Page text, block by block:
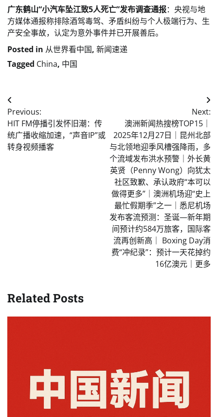
广东鹤山“小汽车坠江致5人死亡”发布调查通报：央视与地
方媒体通报称排除酒驾毒驾、矛盾纠纷与个人极端行为、生
产安全事故，认定为意外事件并已开展善后。
Posted in 从世界看中国, 新闻速递
Tagged China, 中国
Post
navigation
Previous:
HIT FM停播引发怀旧潮：传
统广播收缩加速，“声音IP”或
转身视频播客
Next:
澳洲新闻热搜榜TOP15｜
2025年12月27日｜昆州北部
与北领地迎季风槽强降雨，多
个流域发布洪水预警｜外长黄
英贤（Penny Wong）向犹太
社区致歉、承认政府“本可以
做得更多”｜澳洲机场迎“史上
最忙假期季”之一｜悉尼机场
发布客流预测：圣诞—新年期
间预计约584万旅客，国际客
流再创新高｜ Boxing Day消
费“冲纪录”：预计一天花掉约
16亿澳元｜更多
Related Posts